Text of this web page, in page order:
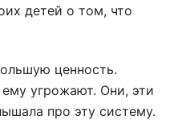
детей о том, что
ценность.
угрожают. Они, эти
про эту систему.